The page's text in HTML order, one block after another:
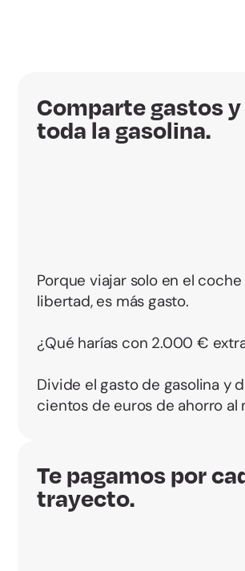
Comparte gastos
toda la gasolina.
Porque viajar solo en el
libertad, es más gasto.
¿Qué harías con 2.000 €
Divide el gasto de gasolina y
cientos de euros de ahorro al
Te pagamos por
trayecto.